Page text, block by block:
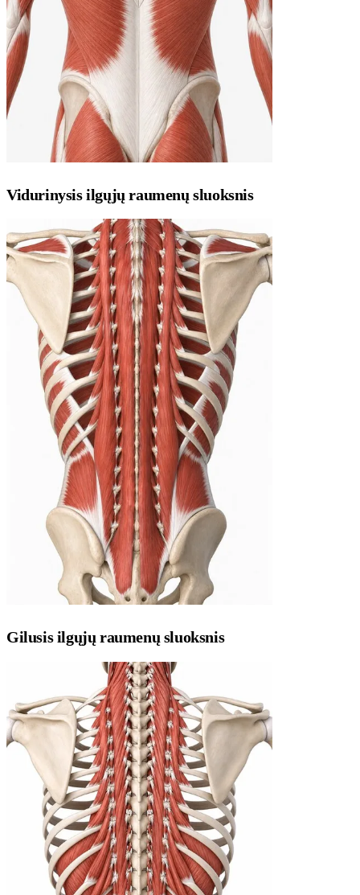
Vidurinysis ilgųjų raumenų sluoksnis
Gilusis ilgųjų raumenų sluoksnis